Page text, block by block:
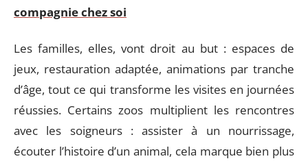
compagnie chez soi
Les familles, elles, vont droit au but : espaces de
jeux, restauration adaptée, animations par tranche
d’âge, tout ce qui transforme les visites en journées
réussies. Certains zoos multiplient les rencontres
avec les soigneurs : assister à un nourrissage,
écouter l’histoire d’un animal, cela marque bien plus